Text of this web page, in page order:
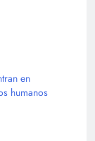
en
humanos